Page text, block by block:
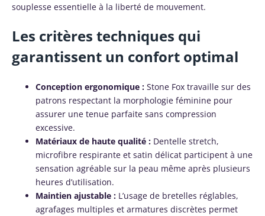
souplesse essentielle à la liberté de mouvement.
Les critères techniques qui
garantissent un confort optimal
Conception ergonomique : Stone Fox travaille sur des
patrons respectant la morphologie féminine pour
assurer une tenue parfaite sans compression
excessive.
Matériaux de haute qualité : Dentelle stretch,
microfibre respirante et satin délicat participent à une
sensation agréable sur la peau même après plusieurs
heures d’utilisation.
Maintien ajustable : L’usage de bretelles réglables,
agrafages multiples et armatures discrètes permet